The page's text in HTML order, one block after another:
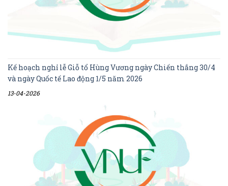
Kế hoạch nghỉ lễ Giỗ tổ Hùng Vương ngày Chiến thắng 30/4
và ngày Quốc tế Lao động 1/5 năm 2026
13-04-2026